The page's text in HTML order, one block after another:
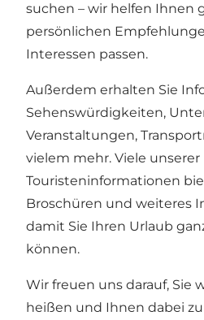
suchen – wir helfen Ihnen
persönlichen
Interessen passen.
Außerdem erhalten Sie
Sehenswürdigkeiten,
Veranstaltungen,
vielem mehr. Viele unserer
Touristeninformationen
Broschüren und weiteres
damit Sie Ihren Urlaub
können.
Wir freuen uns darauf, Sie
heißen und Ihnen dabei